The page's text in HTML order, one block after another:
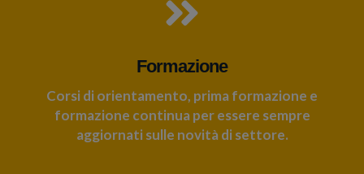
Formazione
Corsi di orientamento, prima formazione e
formazione continua per essere sempre
aggiornati sulle novità di settore.